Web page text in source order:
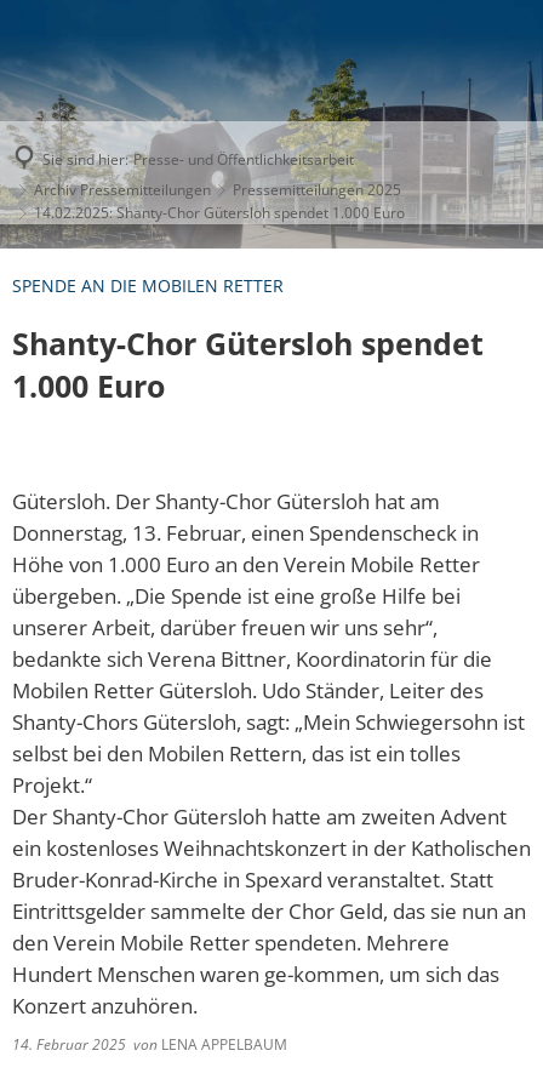
Sie sind hier: Presse- und Öffentlichkeitsarbeit
Archiv Pressemitteilungen
Pressemitteilungen 2025
14.02.2025: Shanty-Chor Gütersloh spendet 1.000 Euro
SPENDE AN DIE MOBILEN RETTER
Shanty-Chor Gütersloh spendet
1.000 Euro
Gütersloh. Der Shanty-Chor Gütersloh hat am
Donnerstag, 13. Februar, einen Spendenscheck in
Höhe von 1.000 Euro an den Verein Mobile Retter
übergeben. „Die Spende ist eine große Hilfe bei
unserer Arbeit, darüber freuen wir uns sehr“,
bedankte sich Verena Bittner, Koordinatorin für die
Mobilen Retter Gütersloh. Udo Ständer, Leiter des
Shanty-Chors Gütersloh, sagt: „Mein Schwiegersohn ist
selbst bei den Mobilen Rettern, das ist ein tolles
Projekt.“
Der Shanty-Chor Gütersloh hatte am zweiten Advent
ein kostenloses Weihnachtskonzert in der Katholischen
Bruder-Konrad-Kirche in Spexard veranstaltet. Statt
Eintrittsgelder sammelte der Chor Geld, das sie nun an
den Verein Mobile Retter spendeten. Mehrere
Hundert Menschen waren ge-kommen, um sich das
Konzert anzuhören.
14. Februar 2025 von LENA APPELBAUM